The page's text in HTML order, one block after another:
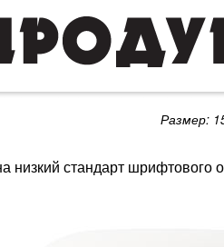
Размер:
низкий стандарт шрифтового